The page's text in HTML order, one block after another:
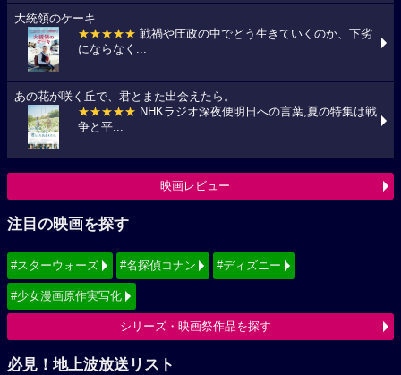
大統領のケーキ
★★★★★ 戦禍や圧政の中でどう生きていくのか、下劣
にならなく...
あの花が咲く丘で、君とまた出会えたら。
★★★★★ NHKラジオ深夜便明日への言葉,夏の特集は戦
争と平...
映画レビュー
注目の映画を探す
#スターウォーズ #名探偵コナン #ディズニー
#少女漫画原作実写化
シリーズ・映画祭作品を探す
必見！地上波放送リスト